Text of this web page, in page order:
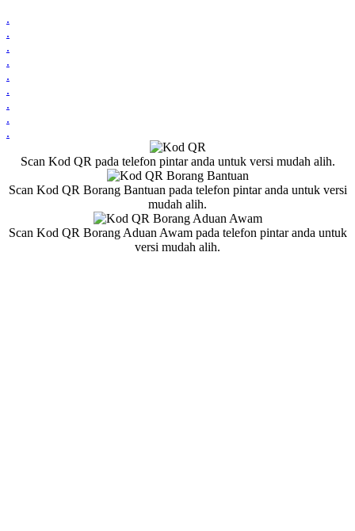
.
.
.
.
.
.
.
.
.
Scan Kod QR pada telefon pintar anda untuk versi mudah alih.
Scan Kod QR Borang Bantuan pada telefon pintar anda untuk versi
mudah alih.
Scan Kod QR Borang Aduan Awam pada telefon pintar anda untuk
versi mudah alih.